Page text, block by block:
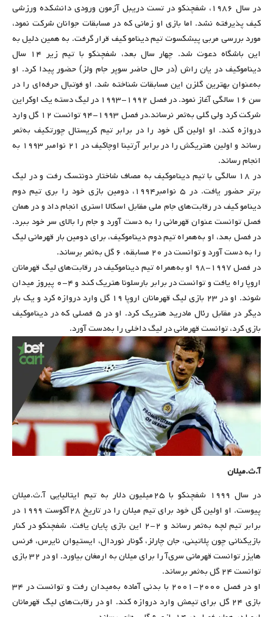
در سال ۱۹۸۶، شفچنکو در تست دریبل آزمون ورودی دانشکده ورزشی
کیف پذیرفته نشد. اما بازی او زمانی که در مسابقات جوانان شرکت نمود،
مورد بررسی مربی پیشکسوت تیم دینامو کیف قرار گرفت. به همین دلیل به
این باشگاه دعوت شد. چهار سال بعد، شفچنکو با تیم زیر ۱۴ سال
دیناموکیف در یان راش (در حال حاضر سوپر جام ولز) حضور پیدا کرد. او
به‌عنوان بهترین گلزن این مسابقات شناخته شد. او فوتبال حرفه‌ای را در
سن ۱۶ سالگی آغاز نمود. در فصل ۱۹۹۲-۱۹۹۳ در لیگ دسته یک اوکراین
شرکت کرد ولی گلی به‌ثمر نرساند.در فصل ۱۹۹۳-۹۴ توانست ۱۲ گل وارد
دروازه کند. او اولین گل خود را در برابر تیم کریستال چورتکیف به‌ثمر
رساند و اولین هتریکش را در برابر آرتینا اوچاکیف در ۲۱ نوامبر ۱۹۹۳ به
انجام رساند.
در ۱۸ سالگی با تیم دیناموکیف به مصاف شاختار دونتسک رفت و در لیگ
برتر حضور یافت. در ۵ نوامبر۱۹۹۴، دومین بازی خود را بری تیم دوم
دینامو کیف در رقابت‌های جام ملی مقابل اسکالا استری انجام داد و در همان
فصل توانست عنوان قهرمانی را به دست آورد و جام را بالای سر خود ببرد.
در فصل بعد، او به‌همراه تیم دوم دیناموکیف، برای دومین بار قهرمانی لیگ
را به دست آورد و توانست در ۲۰ مسابقه، ۶ گل به‌ثمر برساند.
در فصل ۱۹۹۷-۹۸ او به‌همراه تیم دیناموکیف در رقابت‌های لیگ قهرمانان
اروپا راه یافت و توانست در برابر بارسلونا هتریک کند و ۴-۰ پیروز میدان
شوند. او در ۲۳ بازی لیگ قهرمانان اروپا ۱۹ گل وارد دروازه کرد و یک بار
دیگر در مقابل رئال مادرید هتریک کرد. او در ۵ فصلی که در دیناموکیف
بازی کرد، توانست قهرمانی در لیگ داخلی را به‌دست آورد.
آ.ث.میلان
در سال ۱۹۹۹ شفچنکو با ۲۵میلیون دلار به تیم ایتالیایی آ.ث.میلان
پیوست. او اولین گل خود برای تیم میلان را در تاریخ ۲۸آگوست ۱۹۹۹ در
برابر تیم لچه به‌ثمر رساند و ۲-۲ این بازی پایان یافت. شفچنکو در کنار
بازیکنانی چون پلاتینی، جان چارلز، گونار نوردال، ایستیوان نایرس، فرنس
هایزر توانست قهرمانی سری‌آ را برای میلان به ارمغان بیاورد. او در ۳۲ بازی
توانست ۲۴ گل به‌ثمر برساند.
او در فصل ۲۰۰۰-۲۰۰۱ با بدنی آماده به‌میدان رفت و توانست در ۳۴
بازی ۲۴ گل برای تیمش وارد دروازه کند. او در رقابت‌های لیگ قهرمانان